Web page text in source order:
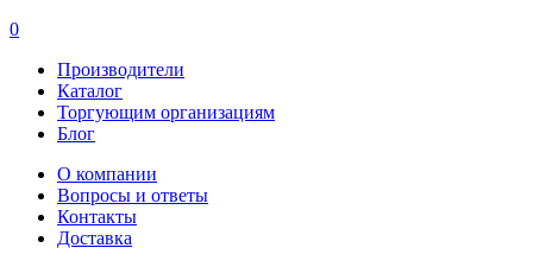
0
Производители
Каталог
Торгующим организациям
Блог
О компании
Вопросы и ответы
Контакты
Доставка